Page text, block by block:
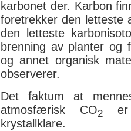
karbonet der. Karbon
foretrekker den letteste
den letteste
brenning av planter og
og annet organisk
observerer.
Det faktum at
atmosfærisk CO2
krystallklare.